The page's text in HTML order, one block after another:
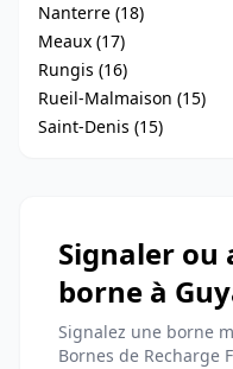
Nanterre (18)
Meaux (17)
Rungis (16)
Rueil-Malmaison (15)
Saint-Denis (15)
Signaler
borne à
Signalez une borne
Bornes de Recharge